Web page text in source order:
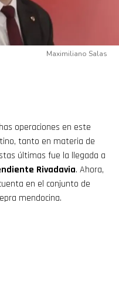
Maximiliano Salas
operaciones en este
tanto en materia de
últimas fue la llegada a
Rivadavia. Ahora,
en el conjunto de
mendocina.